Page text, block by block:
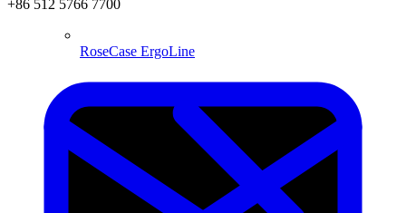
+86 512 5766 7700
RoseCase ErgoLine